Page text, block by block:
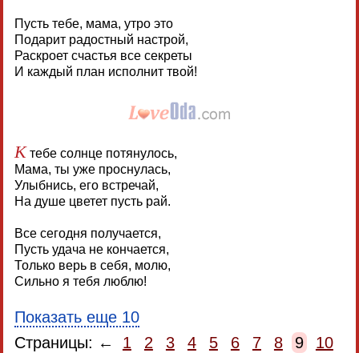
Пусть тебе, мама, утро это
Подарит радостный настрой,
Раскроет счастья все секреты
И каждый план исполнит твой!
К тебе солнце потянулось,
Мама, ты уже проснулась,
Улыбнись, его встречай,
На душе цветет пусть рай.
Все сегодня получается,
Пусть удача не кончается,
Только верь в себя, молю,
Сильно я тебя люблю!
Показать еще 10
Страницы: ←
1 2 3 4 5 6 7 8 9
10